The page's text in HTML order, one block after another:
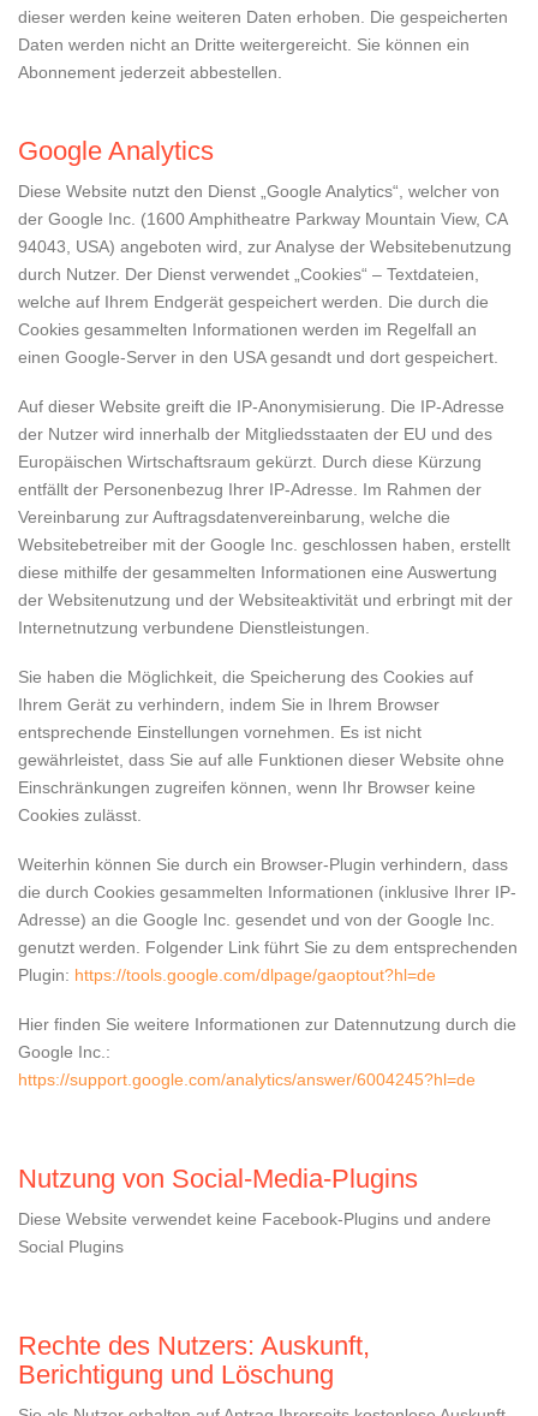
dieser werden keine weiteren Daten erhoben. Die gespeicherten
Daten werden nicht an Dritte weitergereicht. Sie können ein
Abonnement jederzeit abbestellen.
Google Analytics
Diese Website nutzt den Dienst „Google Analytics“, welcher von
der Google Inc. (1600 Amphitheatre Parkway Mountain View, CA
94043, USA) angeboten wird, zur Analyse der Websitebenutzung
durch Nutzer. Der Dienst verwendet „Cookies“ – Textdateien,
welche auf Ihrem Endgerät gespeichert werden. Die durch die
Cookies gesammelten Informationen werden im Regelfall an
einen Google-Server in den USA gesandt und dort gespeichert.
Auf dieser Website greift die IP-Anonymisierung. Die IP-Adresse
der Nutzer wird innerhalb der Mitgliedsstaaten der EU und des
Europäischen Wirtschaftsraum gekürzt. Durch diese Kürzung
entfällt der Personenbezug Ihrer IP-Adresse. Im Rahmen der
Vereinbarung zur Auftragsdatenvereinbarung, welche die
Websitebetreiber mit der Google Inc. geschlossen haben, erstellt
diese mithilfe der gesammelten Informationen eine Auswertung
der Websitenutzung und der Websiteaktivität und erbringt mit der
Internetnutzung verbundene Dienstleistungen.
Sie haben die Möglichkeit, die Speicherung des Cookies auf
Ihrem Gerät zu verhindern, indem Sie in Ihrem Browser
entsprechende Einstellungen vornehmen. Es ist nicht
gewährleistet, dass Sie auf alle Funktionen dieser Website ohne
Einschränkungen zugreifen können, wenn Ihr Browser keine
Cookies zulässt.
Weiterhin können Sie durch ein Browser-Plugin verhindern, dass
die durch Cookies gesammelten Informationen (inklusive Ihrer IP-
Adresse) an die Google Inc. gesendet und von der Google Inc.
genutzt werden. Folgender Link führt Sie zu dem entsprechenden
Plugin: https://tools.google.com/dlpage/gaoptout?hl=de
Hier finden Sie weitere Informationen zur Datennutzung durch die
Google Inc.:
https://support.google.com/analytics/answer/6004245?hl=de
Nutzung von Social-Media-Plugins
Diese Website verwendet keine Facebook-Plugins und andere
Social Plugins
Rechte des Nutzers: Auskunft,
Berichtigung und Löschung